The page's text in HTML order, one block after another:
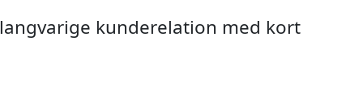
kunderelation med kort